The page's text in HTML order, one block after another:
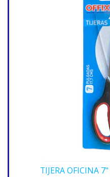
TIJERA OFICINA